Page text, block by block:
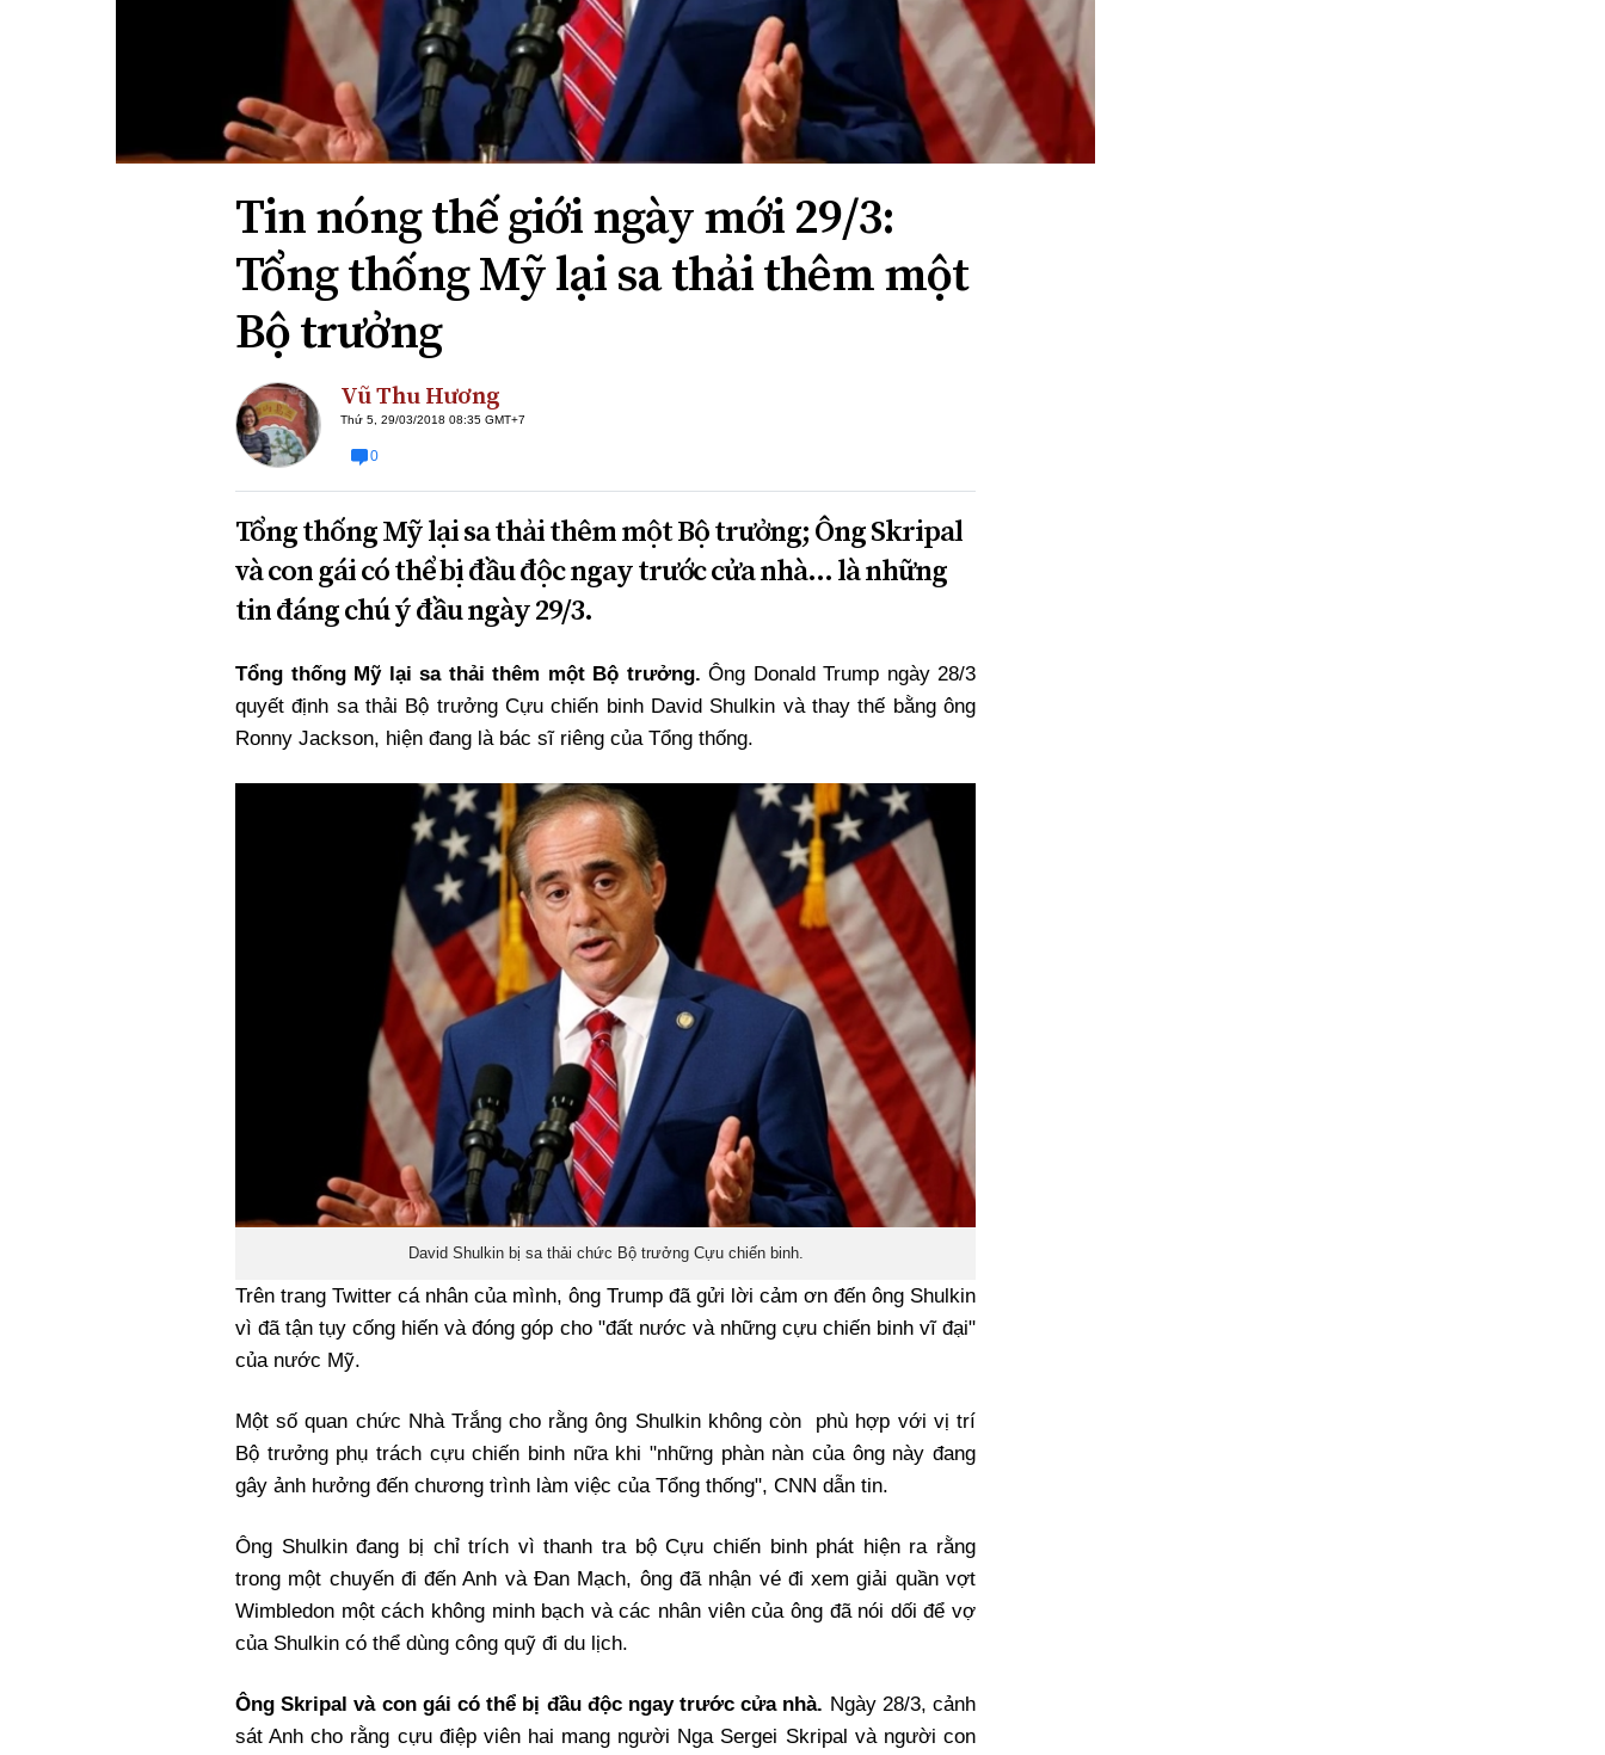
Xi nhan Trái Phải
Tin nóng thế giới ngày mới 29/3:
Tổng thống Mỹ lại sa thải thêm một
Bộ trưởng
Vũ Thu Hương
Thứ 5, 29/03/2018 08:35 GMT+7
0
Tổng thống Mỹ lại sa thải thêm một Bộ trưởng; Ông Skripal
và con gái có thể bị đầu độc ngay trước cửa nhà… là những
tin đáng chú ý đầu ngày 29/3.
Tổng thống Mỹ lại sa thải thêm một Bộ trưởng. Ông Donald Trump ngày 28/3
quyết định sa thải Bộ trưởng Cựu chiến binh David Shulkin và thay thế bằng ông
Ronny Jackson, hiện đang là bác sĩ riêng của Tổng thống.
David Shulkin bị sa thải chức Bộ trưởng Cựu chiến binh.
Trên trang Twitter cá nhân của mình, ông Trump đã gửi lời cảm ơn đến ông Shulkin
vì đã tận tụy cống hiến và đóng góp cho "đất nước và những cựu chiến binh vĩ đại"
của nước Mỹ.
Một số quan chức Nhà Trắng cho rằng ông Shulkin không còn phù hợp với vị trí
Bộ trưởng phụ trách cựu chiến binh nữa khi "những phàn nàn của ông này đang
gây ảnh hưởng đến chương trình làm việc của Tổng thống", CNN dẫn tin.
Ông Shulkin đang bị chỉ trích vì thanh tra bộ Cựu chiến binh phát hiện ra rằng
trong một chuyến đi đến Anh và Đan Mạch, ông đã nhận vé đi xem giải quần vợt
Wimbledon một cách không minh bạch và các nhân viên của ông đã nói dối để vợ
của Shulkin có thể dùng công quỹ đi du lịch.
Ông Skripal và con gái có thể bị đầu độc ngay trước cửa nhà. Ngày 28/3, cảnh
sát Anh cho rằng cựu điệp viên hai mang người Nga Sergei Skripal và người con